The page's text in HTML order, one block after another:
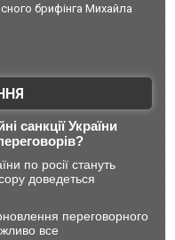
брифінга Михайла
санкції України
по росії стануть
доведеться
переговорного
все